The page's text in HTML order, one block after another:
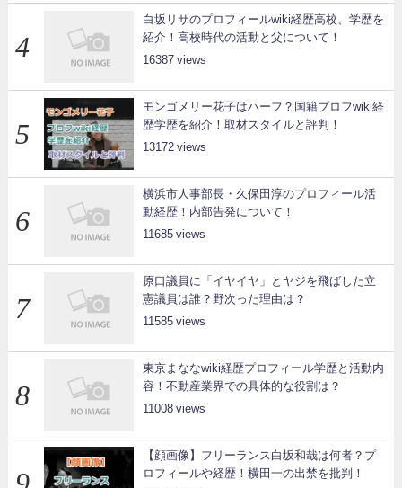
白坂リサのプロフィールwiki経歴高校、学歴を
紹介！高校時代の活動と父について！
16387
モンゴメリー花子はハーフ？国籍プロフwiki経
歴学歴を紹介！取材スタイルと評判！
13172
横浜市人事部長・久保田淳のプロフィール活
動経歴！内部告発について！
11685
原口議員に「イヤイヤ」とヤジを飛ばした立
憲議員は誰？野次った理由は？
11585
東京まななwiki経歴プロフィール学歴と活動内
容！不動産業界での具体的な役割は？
11008
【顔画像】フリーランス白坂和哉は何者？プ
ロフィールや経歴！横田一の出禁を批判！